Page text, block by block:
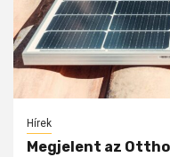
Hírek
Megjelent az